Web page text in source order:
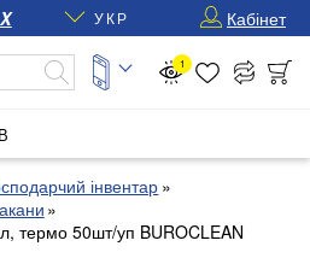
УКР Кабінет
1
інвентар
термо 50шт/уп BUROCLEAN